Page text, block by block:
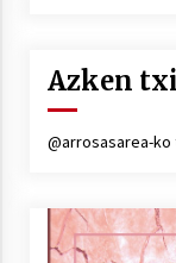
Azken
@arrosasarea-ko